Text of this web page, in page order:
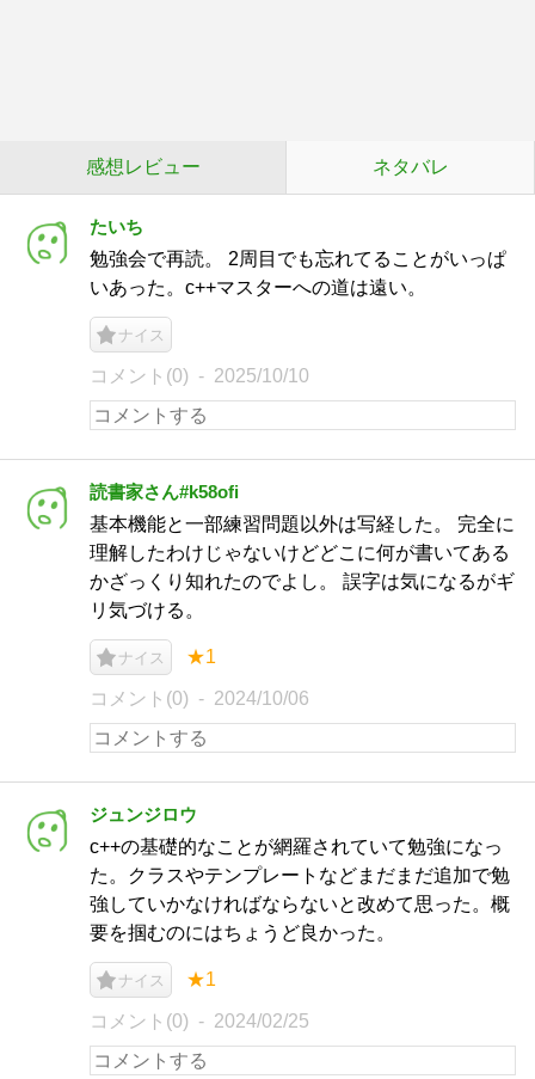
感想レビュー ネタバレ
たいち
勉強会で再読。 2周目でも忘れてることがいっぱ
いあった。c++マスターへの道は遠い。
ナイス
コメント(0) 2025/10/10
読書家さん#k58ofi
基本機能と一部練習問題以外は写経した。 完全に
理解したわけじゃないけどどこに何が書いてある
かざっくり知れたのでよし。 誤字は気になるがギ
リ気づける。
ナイス ★1
コメント(0) 2024/10/06
ジュンジロウ
c++の基礎的なことが網羅されていて勉強になっ
た。クラスやテンプレートなどまだまだ追加で勉
強していかなければならないと改めて思った。概
要を掴むのにはちょうど良かった。
ナイス ★1
コメント(0) 2024/02/25